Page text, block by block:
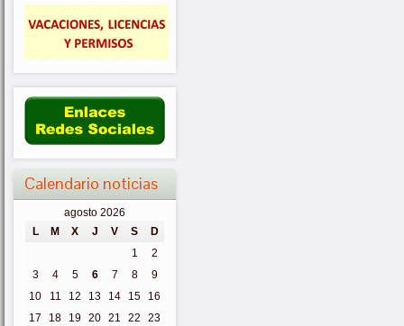
Calendario noticias
agosto 2026
L
M X J V S
D
1
2
3
4 5 6 7 8
9
10
11 12 13 14 15
16
17
18 19 20 21 22
23